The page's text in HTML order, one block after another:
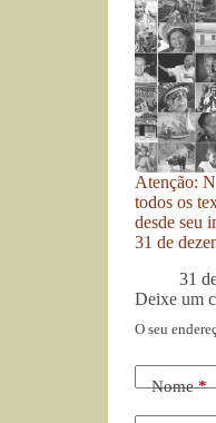
Atenção:
todos os
desde seu
31 de
31
Deixe um
O seu
Nome*